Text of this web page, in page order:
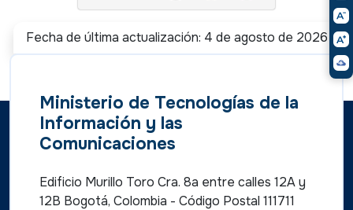
Fecha de última actualización: 4 de agosto de 2026
Ministerio de Tecnologías de la
Información y las
Comunicaciones
Edificio Murillo Toro Cra. 8a entre calles 12A y
12B Bogotá, Colombia - Código Postal 111711